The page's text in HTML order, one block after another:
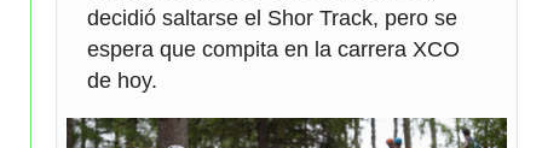
decidió saltarse el Shor Track, pero se
espera que compita en la carrera XCO
de hoy.